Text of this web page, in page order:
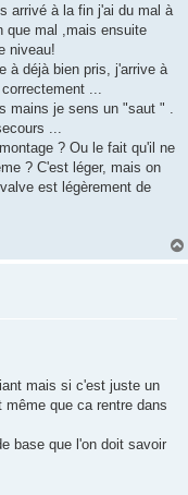
arrivé à la fin j'ai du mal à
que mal ,mais ensuite
niveau!
à déjà bien pris, j'arrive à
...
mains je sens un "saut " .
...
? Ou le fait qu'il ne
? C'est léger, mais on
est légèrement de
mais si c'est juste un
que ca rentre dans
base que l'on doit savoir